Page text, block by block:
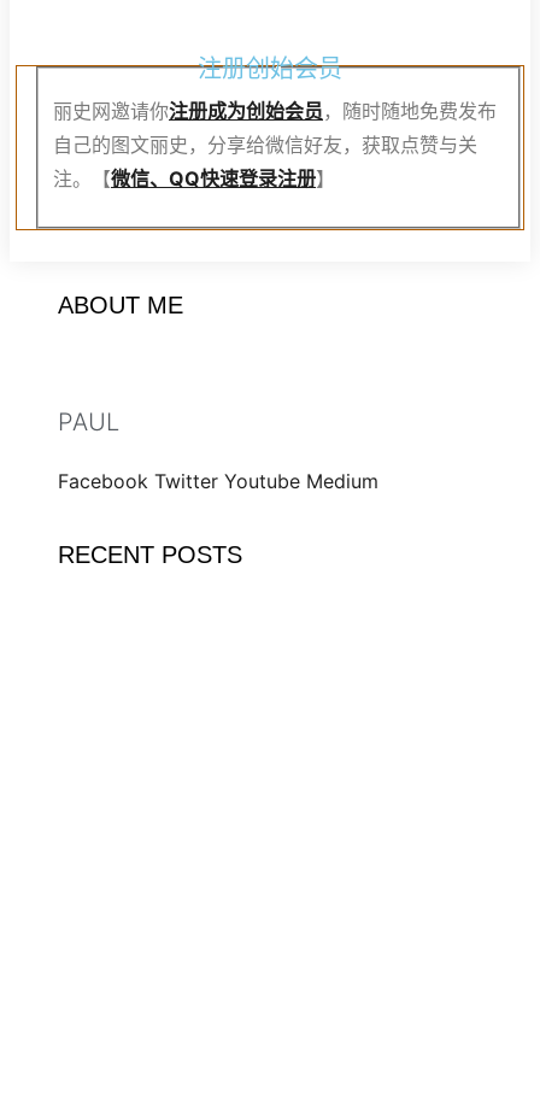
注册创始会员
丽史网邀请你注册成为创始会员 ，随时随地免费发布
自己的图文丽史，分享给微信好友，获取点赞与关
注。【微信、QQ快速登录注册】
ABOUT ME
PAUL
Facebook Twitter Youtube Medium
RECENT POSTS